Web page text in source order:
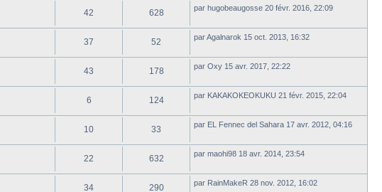
42 628 par hugobeaugosse 20 févr. 2016, 22:09
37 52 parAgalnarok 15 oct. 2013, 16:32
43 178 par Oxy 15 avr. 2017, 22:22
6 124 par KAKAKOKEOKUKU 21 févr. 2015, 22:04
10 33 par EL Fennec del Sahara 17 avr. 2012, 04:16
22 632 par maohi98 18 avr. 2014, 23:54
34 290 par RainMakeR 28 nov. 2012, 16:02